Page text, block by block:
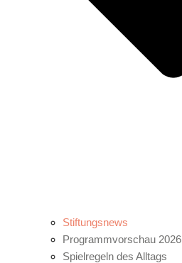
Stiftungsnews
Programmvorschau 2026
Spielregeln des Alltags